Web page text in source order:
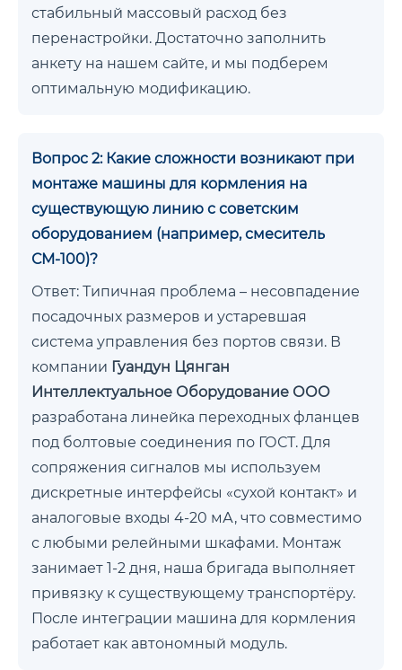
стабильный массовый расход без
перенастройки. Достаточно заполнить
анкету на нашем сайте, и мы подберем
оптимальную модификацию.
Вопрос 2: Какие сложности возникают при
монтаже машины для кормления на
существующую линию с советским
оборудованием (например, смеситель
СМ-100)?
Ответ: Типичная проблема – несовпадение
посадочных размеров и устаревшая
система управления без портов связи. В
компании Гуандун Цянган
Интеллектуальное Оборудование ООО
разработана линейка переходных фланцев
под болтовые соединения по ГОСТ. Для
сопряжения сигналов мы используем
дискретные интерфейсы «сухой контакт» и
аналоговые входы 4-20 мА, что совместимо
с любыми релейными шкафами. Монтаж
занимает 1-2 дня, наша бригада выполняет
привязку к существующему транспортёру.
После интеграции машина для кормления
работает как автономный модуль.